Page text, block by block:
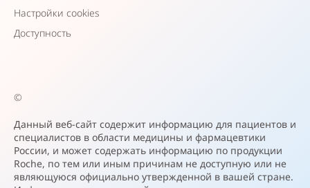
Настройки cookies
Доступность
©
Данный веб-сайт содержит информацию для пациентов и
специалистов в области медицины и фармацевтики
России, и может содержать информацию по продукции
Roche, по тем или иным причинам не доступную или не
являющуюся официально утвержденной в вашей стране.